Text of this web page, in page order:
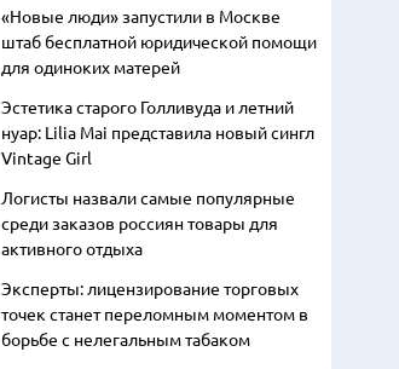
«Новые люди» запустили в Москве
штаб бесплатной юридической помощи
для одиноких матерей
Эстетика старого Голливуда и летний
нуар: Lilia Mai представила новый сингл
Vintage Girl
Логисты назвали самые популярные
среди заказов россиян товары для
активного отдыха
Эксперты: лицензирование торговых
точек станет переломным моментом в
борьбе с нелегальным табаком